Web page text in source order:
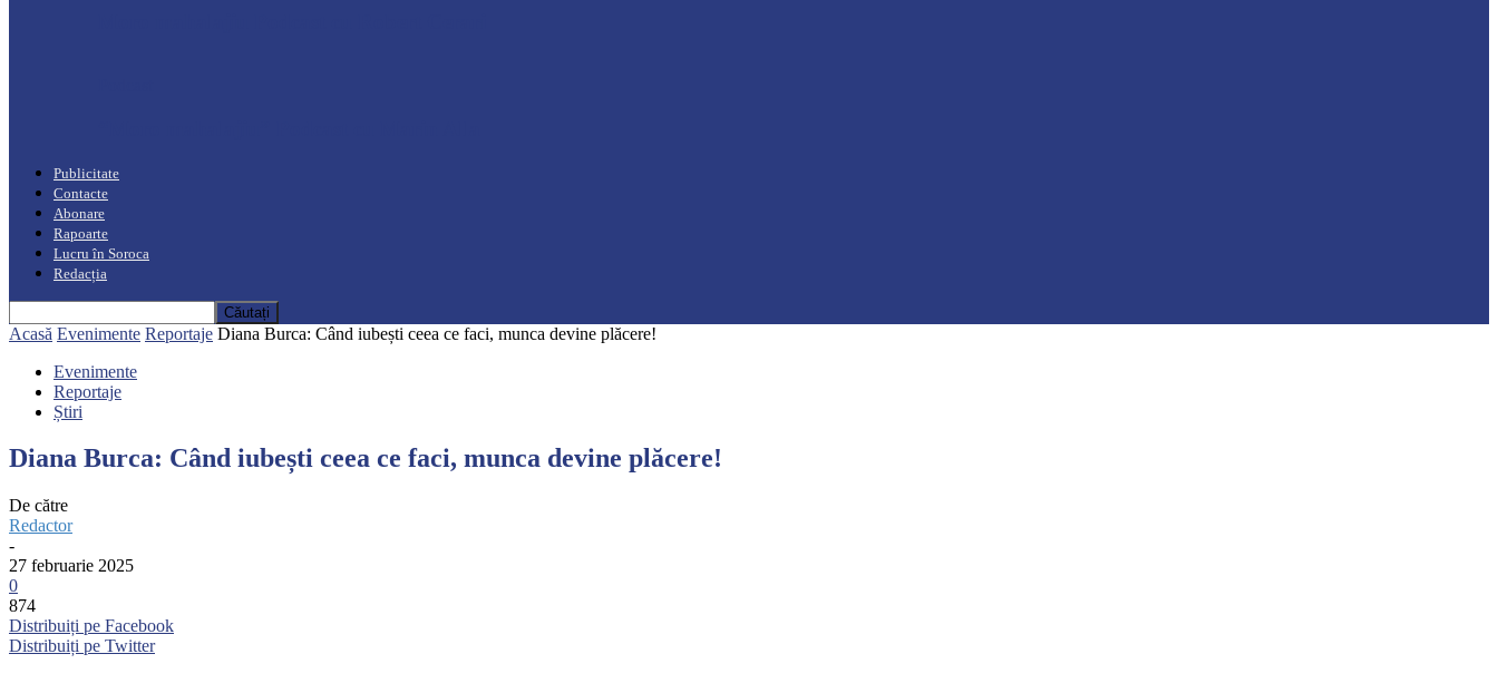
Publicitate
Contacte
Abonare
Rapoarte
Lucru în Soroca
Redacția
Acasă Evenimente Reportaje Diana Burca: Când iubești ceea ce faci, munca devine plăcere!
Evenimente
Reportaje
Știri
Diana Burca: Când iubești ceea ce faci, munca devine plăcere!
De către
Redactor
-
27 februarie 2025
0
874
Distribuiți pe Facebook
Distribuiți pe Twitter